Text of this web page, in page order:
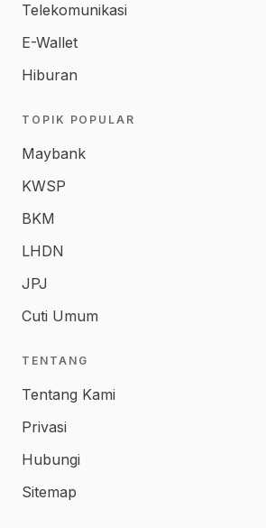
Telekomunikasi
E-Wallet
Hiburan
TOPIK POPULAR
Maybank
KWSP
BKM
LHDN
JPJ
Cuti Umum
TENTANG
Tentang Kami
Privasi
Hubungi
Sitemap